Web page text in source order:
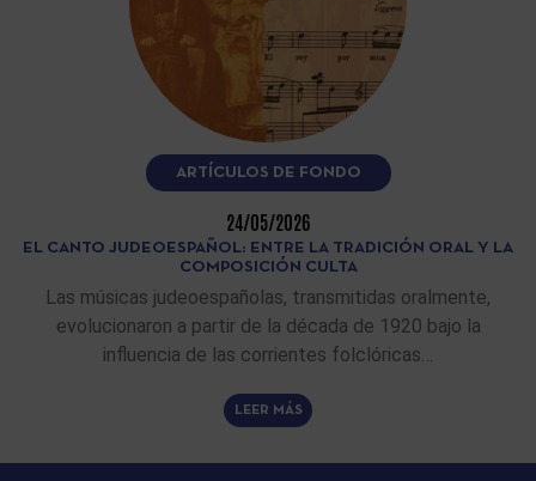
ARTÍCULOS DE FONDO
24/05/2026
EL CANTO JUDEOESPAÑOL: ENTRE LA TRADICIÓN ORAL Y LA
COMPOSICIÓN CULTA
Las músicas judeoespañolas, transmitidas oralmente,
evolucionaron a partir de la década de 1920 bajo la
influencia de las corrientes folclóricas…
LEER MÁS